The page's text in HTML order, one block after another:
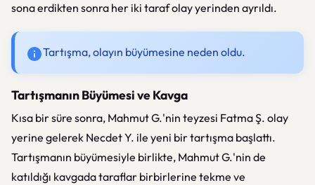
sona erdikten sonra her iki taraf olay yerinden ayrıldı.
Tartışma, olayın büyümesine neden oldu.
Tartışmanın Büyümesi ve Kavga
Kısa bir süre sonra, Mahmut G.'nin teyzesi Fatma Ş. olay
yerine gelerek Necdet Y. ile yeni bir tartışma başlattı.
Tartışmanın büyümesiyle birlikte, Mahmut G.'nin de
katıldığı kavgada taraflar birbirlerine tekme ve